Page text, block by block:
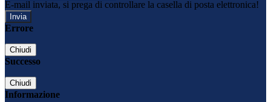
E-mail inviata, si prega di controllare la casella di posta elettronica!
Errore
Chiudi
Successo
Chiudi
Informazione